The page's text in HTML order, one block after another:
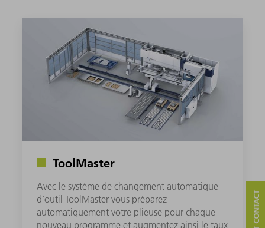
ToolMaster
Avec le système de changement automatique
d'outil ToolMaster vous préparez
automatiquement votre plieuse pour chaque
nouveau programme et augmentez ainsi le taux